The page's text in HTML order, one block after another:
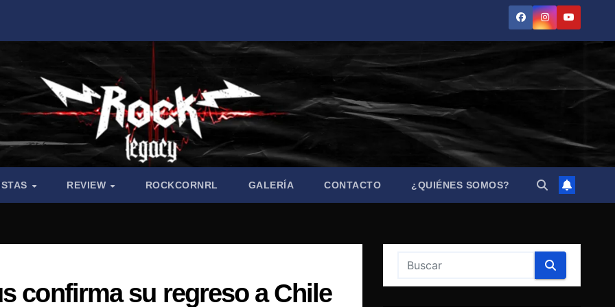
REVIEW ROCKCORNRL GALERÍA CONTACTO ¿QUIÉNES SOMOS?
confirma su regreso a Chile